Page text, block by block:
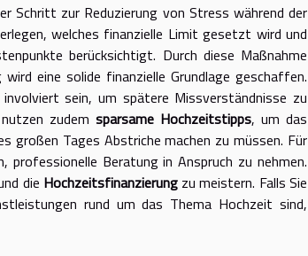
Schritt zur Reduzierung von Stress während der
welches finanzielle Limit gesetzt wird und
berücksichtigt. Durch diese Maßnahme
eine solide finanzielle Grundlage geschaffen.
sein, um spätere Missverständnisse zu
zudem sparsame Hochzeitstipps, um das
großen Tages Abstriche machen zu müssen. Für
professionelle Beratung in Anspruch zu nehmen.
die Hochzeitsfinanzierungzu meistern. Falls Sie
rund um das Thema Hochzeit sind,